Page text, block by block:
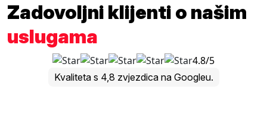
Zadovoljni klijenti o našim
uslugama
4.8/5
Kvaliteta s 4,8 zvjezdica na Googleu.